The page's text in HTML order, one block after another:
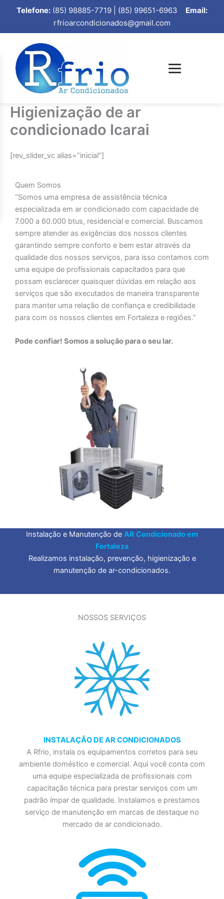
Telefone: (85) 98885-7719 | (85) 99651-6963 Email:
rfrioarcondicionados@gmail.com
Higienização de ar
condicionado Icarai
[rev_slider_vc alias=”inicial”]
Quem Somos
“Somos uma empresa de assistência técnica
especializada em ar condicionado com capacidade de
7.000 a 60.000 btus, residencial e comercial. Buscamos
sempre atender as exigências dos nossos clientes
garantindo sempre conforto e bem estar através da
qualidade dos nossos serviços, para isso contamos com
uma equipe de profissionais capacitados para que
possam esclarecer quaisquer dúvidas em relação aos
serviços que são executados de maneira transparente
para manter uma relação de confiança e credibilidade
para com os nossos clientes em Fortaleza e regiões.”
Pode confiar! Somos a solução para o seu lar.
Instalação e Manutenção de AR Condicionado em
Fortaleza
Realizamos instalação, prevenção, higienização e
manutenção de ar-condicionados.
NOSSOS SERVIÇOS
INSTALAÇÃO DE AR CONDICIONADOS
A Rfrio, instala os equipamentos corretos para seu
ambiente doméstico e comercial. Aqui você conta com
uma equipe especializada de profissionais com
capacitação técnica para prestar serviços com um
padrão ímpar de qualidade. Instalamos e prestamos
serviço de manutenção em marcas de destaque no
mercado de ar condicionado.